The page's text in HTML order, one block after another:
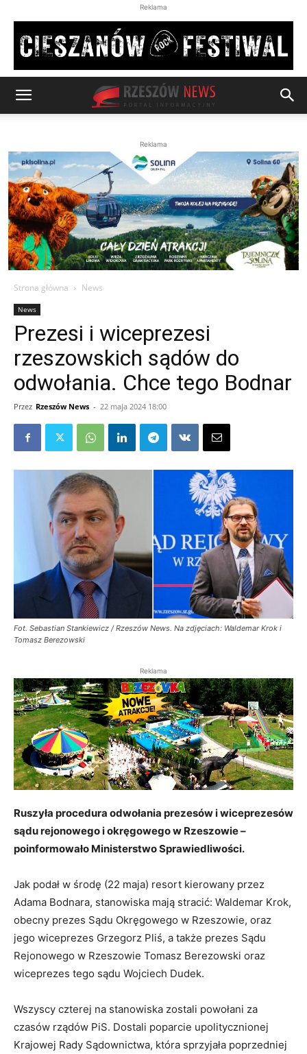
Reklama
Reklama
Strona główna News
News
Prezesi i wiceprezesi
rzeszowskich sądów do
odwołania. Chce tego Bodnar
Przez Rzeszów News - 22 maja 2024 18:00
Fot. Sebastian Stankiewicz / Rzeszów News. Na zdjęciach: Waldemar Krok i
Tomasz Berezowski
Reklama
Ruszyła procedura odwołania prezesów i wiceprezesów
sądu rejonowego i okręgowego w Rzeszowie –
poinformowało Ministerstwo Sprawiedliwości.
Jak podał w środę (22 maja) resort kierowany przez
Adama Bodnara, stanowiska mają stracić: Waldemar Krok,
obecny prezes Sądu Okręgowego w Rzeszowie, oraz
jego wiceprezes Grzegorz Pliś, a także prezes Sądu
Rejonowego w Rzeszowie Tomasz Berezowski oraz
wiceprezes tego sądu Wojciech Dudek.
Wszyscy czterej na stanowiska zostali powołani za
czasów rządów PiS. Dostali poparcie upolitycznionej
Krajowej Rady Sądownictwa, która sprzyjała poprzedniej